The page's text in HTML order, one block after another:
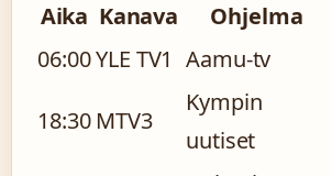
Aika Kanava Ohjelma
06:00YLE TV1 Aamu-tv
18:30 MTV3
Kympin
uutiset